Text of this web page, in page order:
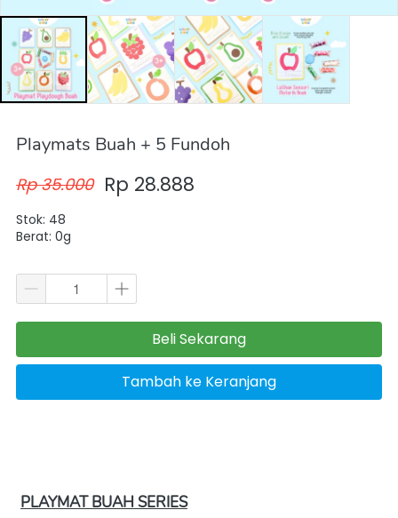
Playmats Buah + 5 Fundoh
Rp 35.000 Rp 28.888
Stok: 48
Berat: 0g
`Beli Sekarang
`Tambah ke Keranjang
PLAYMAT BUAH SERIES